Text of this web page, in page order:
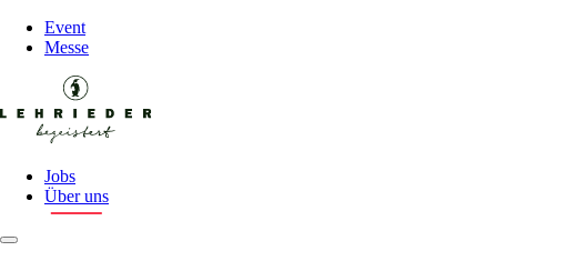
Event
Messe
Jobs
Über uns